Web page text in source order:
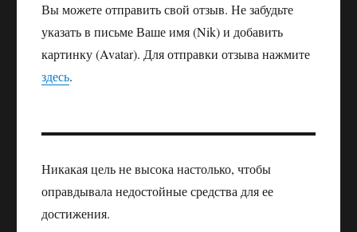
Вы можете отправить свой отзыв. Не забудьте
указать в письме Ваше имя (Nik) и добавить
картинку (Avatar). Для отправки отзыва нажмите
здесь.
Никакая цель не высока настолько, чтобы
оправдывала недостойные средства для ее
достижения.